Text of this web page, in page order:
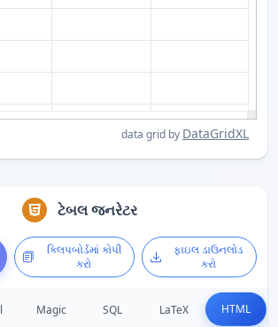
data grid by DataGridXL
ટેબલ જનરેટર
ક્લિપબોર્ડમાં કોપી
કરો
ફાઇલ ડાઉનલોડ
કરો
Magic SQL LaTeX HTML